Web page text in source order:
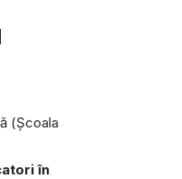
(Școala
în